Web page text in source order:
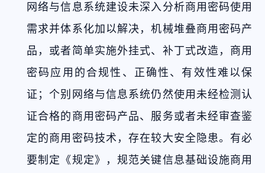
网络与信息系统建设未深入分析商用密码使用
需求并体系化加以解决，机械堆叠商用密码产
品，或者简单实施外挂式、补丁式改造，商用
密码应用的合规性、正确性、有效性难以保
证；个别网络与信息系统仍然使用未经检测认
证合格的商用密码产品、服务或者未经审查鉴
定的商用密码技术，存在较大安全隐患。有必
要制定《规定》，规范关键信息基础设施商用